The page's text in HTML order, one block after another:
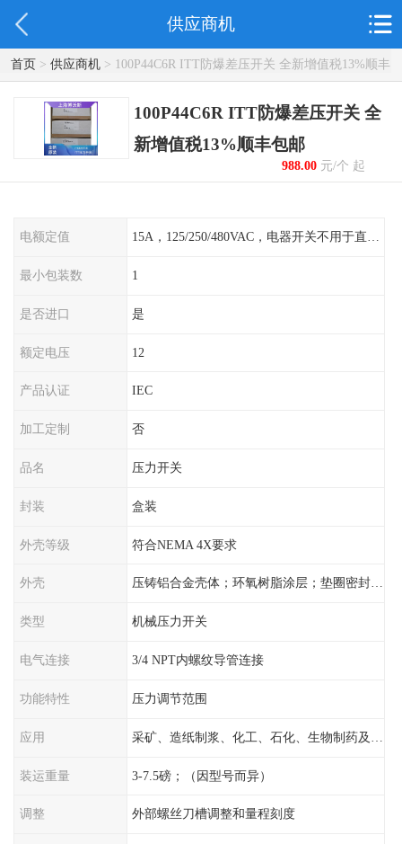
供应商机
首页> 供应商机> 100P44C6R ITT防爆差压开关 全新增值税13%顺丰
包邮
100P44C6R ITT防爆差压开关 全
新增值税13%顺丰包邮
988.00元/个 起
电额定值
最小包装数 1
是否进口 是
额定电压 12
产品认证 IEC
加工定制 否
品名 压力开关
封装 盒装
外壳等级 符合NEMA 4X要求
外壳 压铸铝合金壳体；环氧树脂涂层；垫圈密封；卡紧螺丝
类型 机械压力开关
电气连接 3/4 NPT内螺纹导管连接
功能特性 压力调节范围
应用
装运重量 3-7.5磅；（因型号而异）
调整 外部螺丝刀槽调整和量程刻度